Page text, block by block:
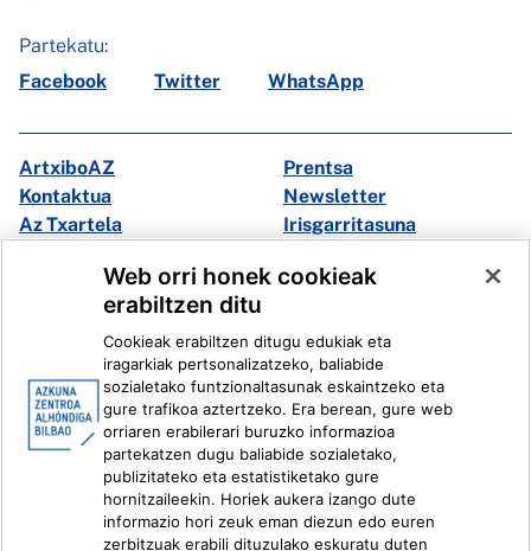
Partekatu:
Facebook
Twitter WhatsApp
ArtxiboAZ
Prentsa
Kontaktua
Newsletter
Az Txartela
Irisgarritasuna
Instagram
Youtube
Linkedin
Ivoox
Lege informazioa Barneko Informazio Sistema
Web orri honek cookieak
erabiltzen ditu
Cookieak erabiltzen ditugu edukiak eta
iragarkiak pertsonalizatzeko, baliabide
sozialetako funtzionaltasunak eskaintzeko eta
gure trafikoa aztertzeko. Era berean, gure web
orriaren erabilerari buruzko informazioa
partekatzen dugu baliabide sozialetako,
publizitateko eta estatistiketako gure
hornitzaileekin. Horiek aukera izango dute
informazio hori zeuk eman diezun edo euren
zerbitzuak erabili dituzulako eskuratu duten